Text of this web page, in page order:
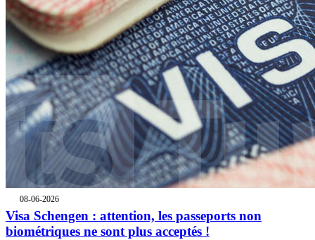
08-06-2026
Visa Schengen : attention, les passeports non
biométriques ne sont plus acceptés !